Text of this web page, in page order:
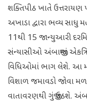
શક્તિપીઠ ખાતે ઉત્તરાયણ
અખાડા દ્વારા ભવ્ય
11થી 15 જાન્યુઆરી
સંન્યાસીઓ અંબાજીમાં
વિધિઓમાં ભાગ લેશે. આ
વિશાળ જમાવડો જોવા
વાતાવરણથી ગુંજી ઉઠશે.